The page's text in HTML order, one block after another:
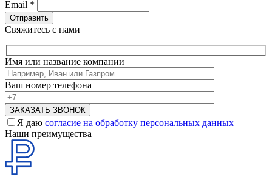
Email *
Свяжитесь с нами
Имя или название компании
Ваш номер телефона
Я даю согласие на обработку персональных данных
Наши преимущества